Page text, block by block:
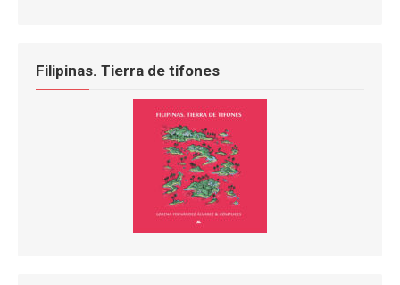
Filipinas. Tierra de tifones